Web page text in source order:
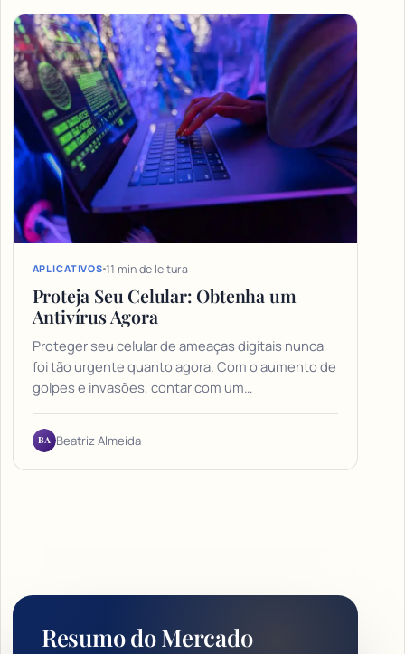
APLICATIVOS 11 min de leitura
Proteja Seu Celular: Obtenha um
Antivírus Agora
Proteger seu celular de ameaças digitais nunca
foi tão urgente quanto agora. Com o aumento de
golpes e invasões, contar com um…
BA Beatriz Almeida
Resumo do Mercado